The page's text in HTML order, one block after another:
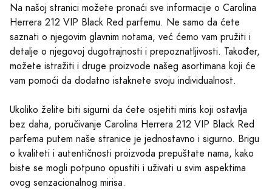
Na našoj stranici možete pronaći sve informacije o Carolina
Herrera 212 VIP Black Red parfemu. Ne samo da ćete
saznati o njegovim glavnim notama, već ćemo vam pružiti i
detalje o njegovoj dugotrajnosti i prepoznatljivosti. Također,
možete istražiti i druge proizvode našeg asortimana koji će
vam pomoći da dodatno istaknete svoju individualnost.
Ukoliko želite biti sigurni da ćete osjetiti miris koji ostavlja
bez daha, poručivanje Carolina Herrera 212 VIP Black Red
parfema putem naše stranice je jednostavno i sigurno. Brigu
o kvaliteti i autentičnosti proizvoda prepuštate nama, kako
biste se mogli potpuno opustiti i uživati u svim aspektima
ovog senzacionalnog mirisa.